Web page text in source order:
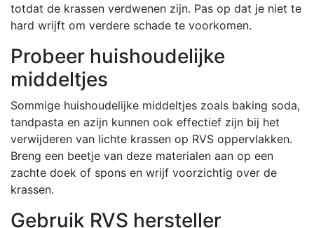
totdat de krassen verdwenen zijn. Pas op dat je niet te
hard wrijft om verdere schade te voorkomen.
Probeer huishoudelijke
middeltjes
Sommige huishoudelijke middeltjes zoals baking soda,
tandpasta en azijn kunnen ook effectief zijn bij het
verwijderen van lichte krassen op RVS oppervlakken.
Breng een beetje van deze materialen aan op een
zachte doek of spons en wrijf voorzichtig over de
krassen.
Gebruik RVS hersteller